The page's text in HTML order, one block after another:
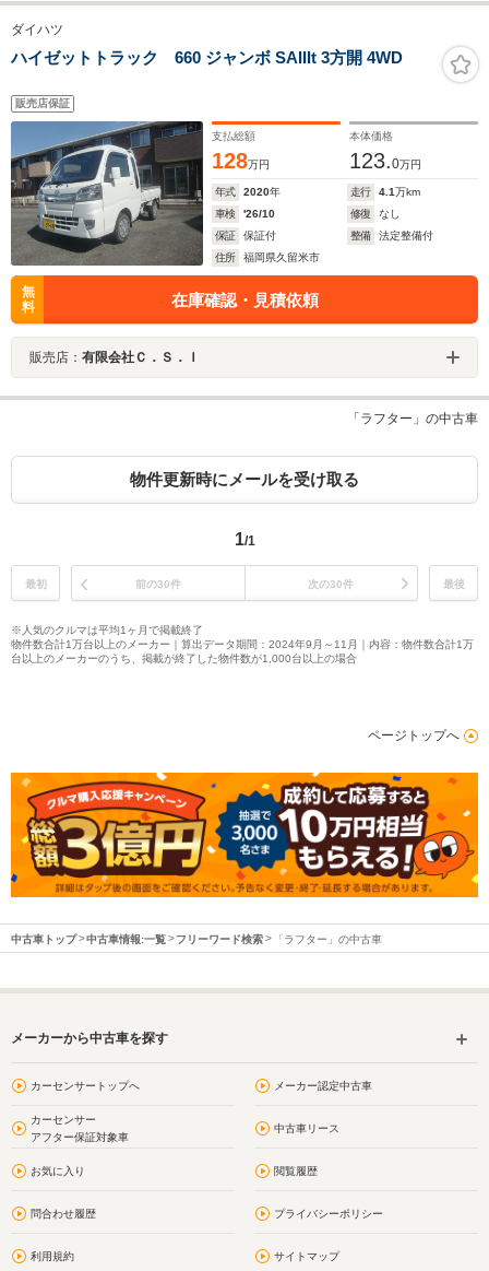
ダイハツ
ハイゼットトラック 660 ジャンボ SAIIIt 3方開 4WD
販売店保証
支払総額
128万円
本体価格
123.0万円
年式 2020年 走行 4.1万km
車検
'26/10 修復
なし
保証
保証付 整備
法定整備付
住所
福岡県久留米市
無
料
在庫確認・見積依頼
販売店： 有限会社Ｃ．Ｓ．Ｉ
「ラフター」の中古車
物件更新時にメールを受け取る
1/1
最初 前の30件 次の30件 最後
※人気のクルマは平均1ヶ月で掲載終了
物件数合計1万台以上のメーカー｜算出データ期間：2024年9月～11月｜内容：物件数合計1万
台以上のメーカーのうち、掲載が終了した物件数が1,000台以上の場合
ページトップへ
中古車トップ 中古車情報:一覧 フリーワード検索 「ラフター」の中古車
メーカーから中古車を探す
カーセンサートップへ メーカー認定中古車
カーセンサー
アフター保証対象車
中古車リース
お気に入り 閲覧履歴
問合わせ履歴 プライバシーポリシー
利用規約 サイトマップ